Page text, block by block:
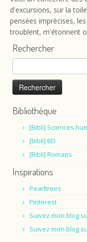
d'excursions, sur la
pensées imprécises,
troublent, m'étonnent
Rechercher
Rechercher :
Bibliothèque
[Bibli] Sciences
[Bibli] BD
[Bibli] Romans
Inspirations
Pearltrees
Pinterest
Suivez mon blog
Suivez mon blog